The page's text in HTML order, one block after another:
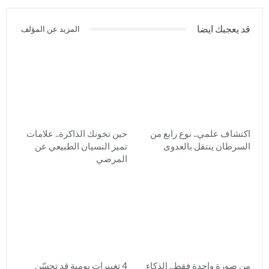
قد يعجبك ايضا المزيد عن المؤلف
اكتشاف علمي.. نوع رابع من
السرطان ينتقل بالعدوى
حين تخونك الذاكرة.. علامات
تميز النسيان الطبيعي عن
المرضي
من صورة واحدة فقط.. الذكاء 4 تغييرات يومية قد تحسّن